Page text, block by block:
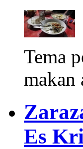
Tema
makan
Es